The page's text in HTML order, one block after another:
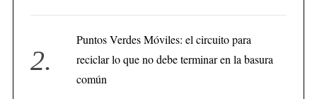
Puntos Verdes Móviles: el circuito para
reciclar lo que no debe terminar en la basura
común